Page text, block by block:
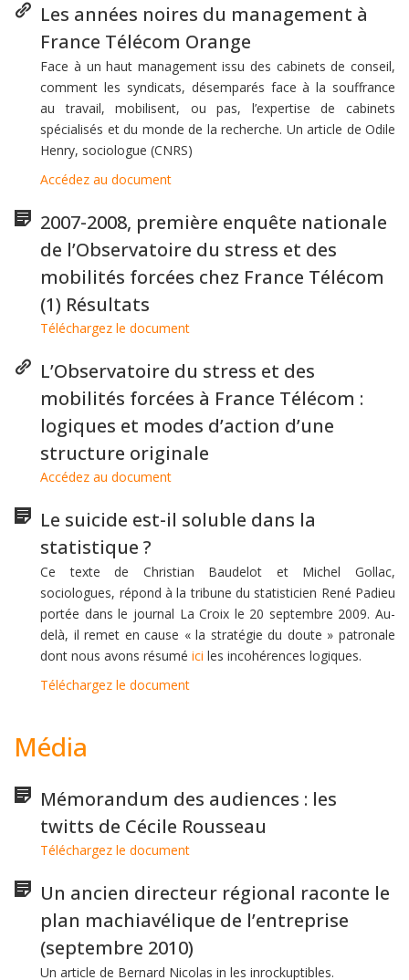
Les années noires du management à
France Télécom Orange
Face à un haut management issu des cabinets de conseil,
comment les syndicats, désemparés face à la souffrance
au travail, mobilisent, ou pas, l’expertise de cabinets
spécialisés et du monde de la recherche. Un article de Odile
Henry, sociologue (CNRS)
Accédez au document
2007-2008, première enquête nationale
de l’Observatoire du stress et des
mobilités forcées chez France Télécom
(1) Résultats
Téléchargez le document
L’Observatoire du stress et des
mobilités forcées à France Télécom :
logiques et modes d’action d’une
structure originale
Accédez au document
Le suicide est-il soluble dans la
statistique ?
Ce texte de Christian Baudelot et Michel Gollac,
sociologues, répond à la tribune du statisticien René Padieu
portée dans le journal La Croix le 20 septembre 2009. Au-
delà, il remet en cause « la stratégie du doute » patronale
dont nous avons résuméici les incohérences logiques.
Téléchargez le document
Média
Mémorandum des audiences : les
twitts de Cécile Rousseau
Téléchargez le document
Un ancien directeur régional raconte le
plan machiavélique de l’entreprise
(septembre 2010)
Un article de Bernard Nicolas in les inrockuptibles.